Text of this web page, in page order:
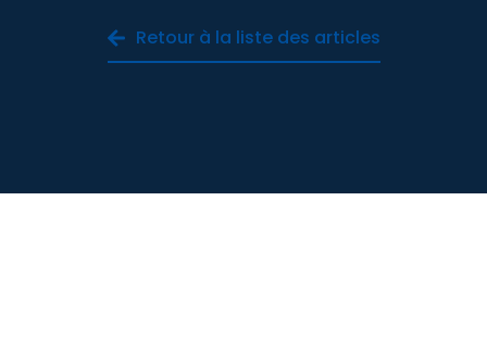
Retour à la liste des articles